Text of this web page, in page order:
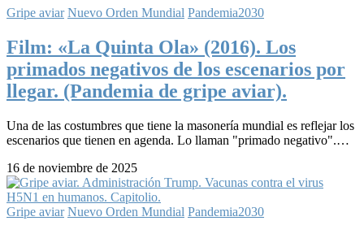
Gripe aviar Nuevo Orden Mundial Pandemia2030
Film: «La Quinta Ola» (2016). Los
primados negativos de los escenarios por
llegar. (Pandemia de gripe aviar).
Una de las costumbres que tiene la masonería mundial es reflejar los
escenarios que tienen en agenda. Lo llaman "primado negativo".…
16 de noviembre de 2025
Gripe aviar Nuevo Orden Mundial Pandemia2030